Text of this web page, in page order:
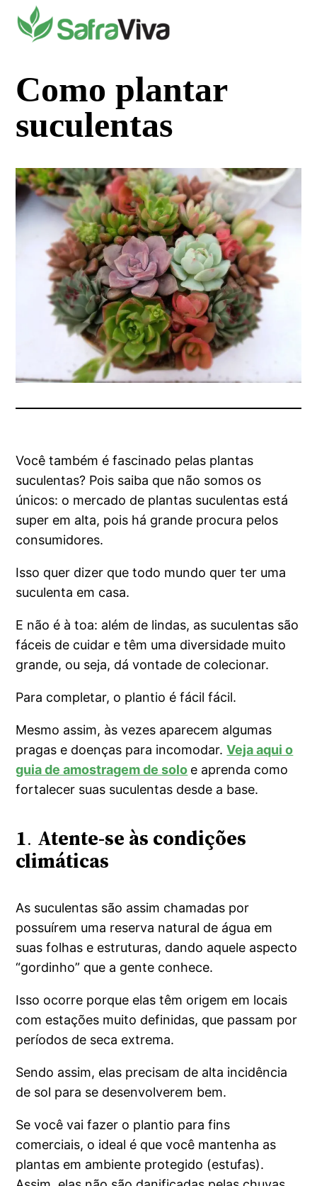
para
Como plantar
suculentas
Você também é fascinado pelas plantas
suculentas? Pois saiba que não somos os
únicos: o mercado de plantas suculentas está
super em alta, pois há grande procura pelos
consumidores.
Isso quer dizer que todo mundo quer ter uma
suculenta em casa.
E não é à toa: além de lindas, as suculentas são
fáceis de cuidar e têm uma diversidade muito
grande, ou seja, dá vontade de colecionar.
Para completar, o plantio é fácil fácil.
Mesmo assim, às vezes aparecem algumas
pragas e doenças para incomodar.Veja aqui o
guia de amostragem de solo e aprenda como
fortalecer suas suculentas desde a base.
1. Atente-se às condições
climáticas
As suculentas são assim chamadas por
possuírem uma reserva natural de água em
suas folhas e estruturas, dando aquele aspecto
“gordinho” que a gente conhece.
Isso ocorre porque elas têm origem em locais
com estações muito definidas, que passam por
períodos de seca extrema.
Sendo assim, elas precisam de alta incidência
de sol para se desenvolverem bem.
Se você vai fazer o plantio para fins
comerciais, o ideal é que você mantenha as
plantas em ambiente protegido (estufas).